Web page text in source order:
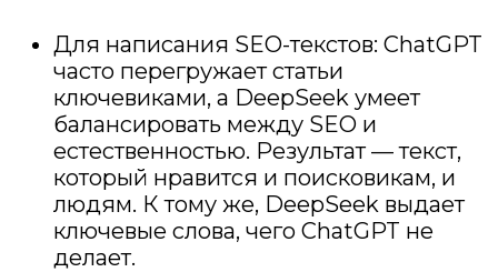
Для написания SEO-текстов: ChatGPT
часто перегружает статьи
ключевиками, а DeepSeek умеет
балансировать между SEO и
естественностью. Результат — текст,
который нравится и поисковикам, и
людям. К тому же, DeepSeek выдает
ключевые слова, чего ChatGPT не
делает.